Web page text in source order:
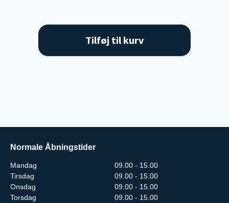
Tilføj til kurv
Normale Åbningstider
Mandag
09.00 - 15.00
Tirsdag
09.00 - 15.00
Onsdag
09.00 - 15.00
Torsdag
09.00 - 15.00